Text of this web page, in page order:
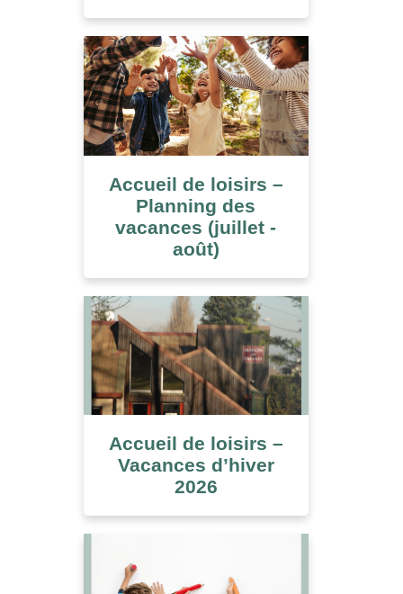
Accueil de loisirs –
Planning des
vacances (juillet -
août)
Accueil de loisirs –
Vacances d’hiver
2026